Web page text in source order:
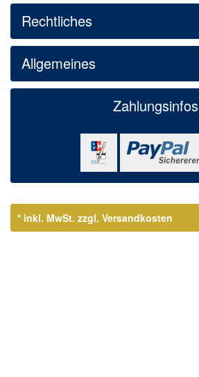
Rechtliches
Allgemeines
Zahlungsinfos
* inkl. MwSt. zzgl. Versandkosten